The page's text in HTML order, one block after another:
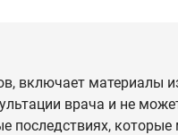
включает материалы
врача и не
которые